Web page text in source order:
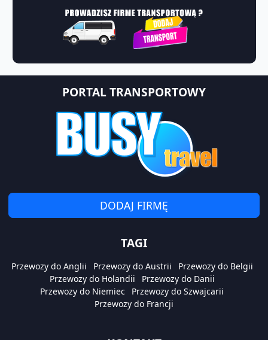
PORTAL TRANSPORTOWY
DODAJ FIRMĘ
TAGI
Przewozy do Anglii Przewozy do Austrii
Przewozy do Belgii
Przewozy do Holandii
Przewozy do Danii
Przewozy do Niemiec
Przewozy do Szwajcarii
Przewozy do Francji